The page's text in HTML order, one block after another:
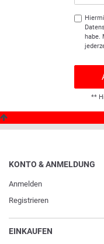
habe.
**
KONTO & ANMELDUNG
Anmelden
Registrieren
EINKAUFEN